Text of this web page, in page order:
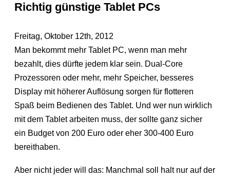
Richtig günstige Tablet PCs
Freitag, Oktober 12th, 2012
Man bekommt mehr Tablet PC, wenn man mehr
bezahlt, dies dürfte jedem klar sein. Dual-Core
Prozessoren oder mehr, mehr Speicher, besseres
Display mit höherer Auflösung sorgen für flotteren
Spaß beim Bedienen des Tablet. Und wer nun wirklich
mit dem Tablet arbeiten muss, der sollte ganz sicher
ein Budget von 200 Euro oder eher 300-400 Euro
bereithaben.
Aber nicht jeder will das: Manchmal soll halt nur auf der